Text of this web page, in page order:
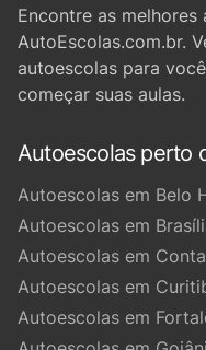
Encontre as
AutoEscolas.com.br.
autoescolas para
começar suas aulas.
Autoescolas perto
Autoescolas em Belo
Autoescolas em
Autoescolas em
Autoescolas em
Autoescolas em